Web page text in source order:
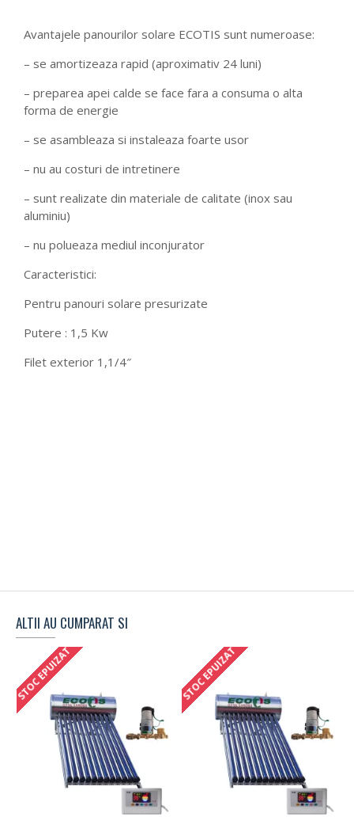
Avantajele panourilor solare ECOTIS sunt numeroase:
– se amortizeaza rapid (aproximativ 24 luni)
– preparea apei calde se face fara a consuma o alta
forma de energie
– se asambleaza si instaleaza foarte usor
– nu au costuri de intretinere
– sunt realizate din materiale de calitate (inox sau
aluminiu)
– nu polueaza mediul inconjurator
Caracteristici:
Pentru panouri solare presurizate
Putere : 1,5 Kw
Filet exterior 1,1/4″
ALTII AU CUMPARAT SI
STOC EPUIZAT STOC EPUIZAT